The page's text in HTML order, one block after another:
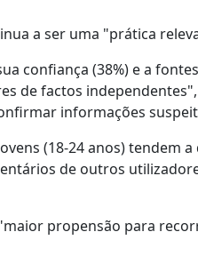
a ser uma "prática
confiança (38%) e a
de factos
informações
(18-24 anos) tendem
de outros
propensão para